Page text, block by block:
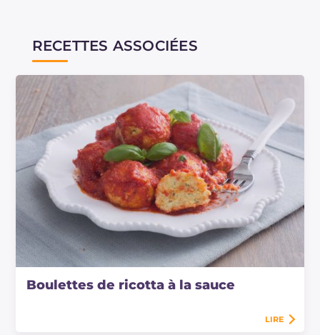
RECETTES ASSOCIÉES
Boulettes de ricotta à la sauce
LIRE